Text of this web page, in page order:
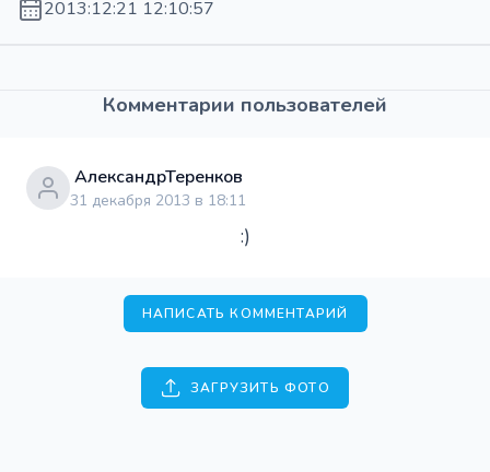
2013:12:21 12:10:57
Комментарии пользователей
АлександрТеренков
31 декабря 2013 в 18:11
:)
НАПИСАТЬ КОММЕНТАРИЙ
ЗАГРУЗИТЬ ФОТО